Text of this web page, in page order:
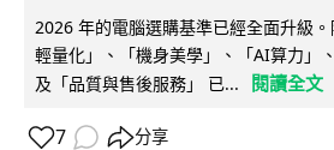
2026 年的電腦選購基準已經全面升級
輕量化」、「機身美學」、「AI算力」
及「品質與售後服務」 已...
閱讀全文
7 分享